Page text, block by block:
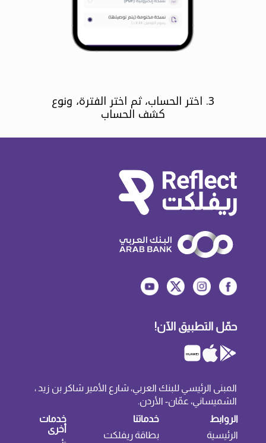
3. اختر الحساب، ثم اختر الفترة، ونوع
كشف الحساب
حمّل التطبيق الآن!
المبنى الرئيسي للبنك العربي، شارع الأمير شاكر بن زيد ،
الشميساني، عمّان- الأردن.
الروابط
الرئيسية
خدماتنا
بطاقة ريفلكت
خدمات
أخرى